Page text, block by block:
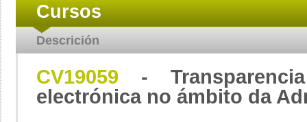
Descrición
Cursos
CV19059 -
electrónica no ámbito da